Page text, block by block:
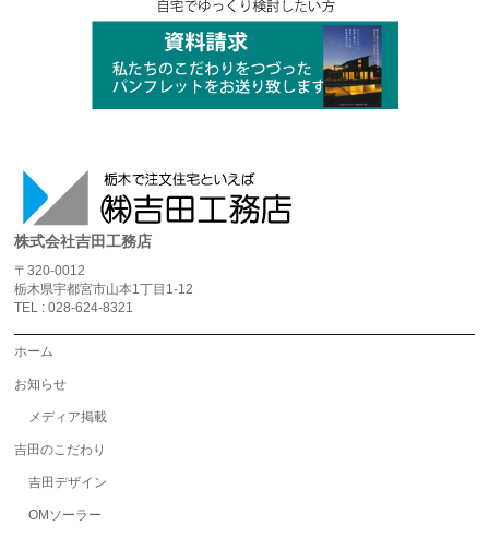
株式会社吉田工務店
〒320-0012
栃木県宇都宮市山本1丁目1-12
TEL : 028-624-8321
ホーム
お知らせ
メディア掲載
吉田のこだわり
吉田デザイン
OMソーラー